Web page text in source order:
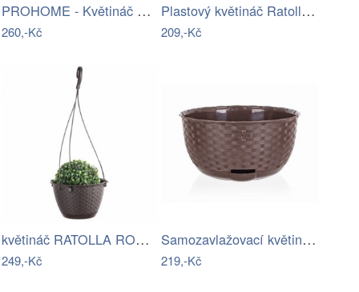
PROHOME - Květináč Rato Low 20cm bílý
260,-Kč
Plastový květináč Ratolla Round tmavě…
209,-Kč
květináč RATOLLA ROUND 21,7 v.14,2cm,3…
249,-Kč
Samozavlažovací květináč průměr 29 cm
219,-Kč